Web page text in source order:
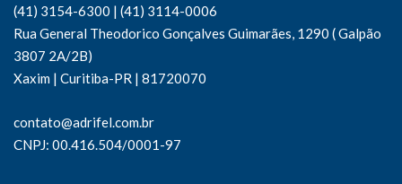
(41) 3154-6300 | (41) 3114-0006
Rua General Theodorico Gonçalves Guimarães, 1290 ( Galpão
3807 2A/2B)
Xaxim | Curitiba-PR | 81720070
contato@adrifel.com.br
CNPJ: 00.416.504/0001-97